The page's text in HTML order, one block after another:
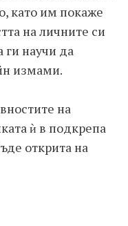
като им покаже
на личните си
ги научи да
измами.
на
ѝ в подкрепа
открита на